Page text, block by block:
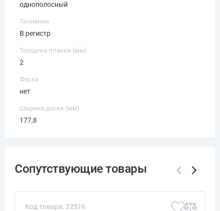
однополосный
Тиснение
В регистр
Толщина планки (мм)
2
Фаска
нет
Ширина доски (мм)
177,8
Код товара: 22516